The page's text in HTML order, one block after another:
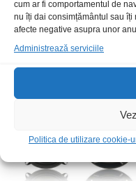
cum ar fi comportamentul de
nu îți dai consimțământul sau
afecte negative asupra unor
Administrează serviciile
Politica de utilizare cookie-
Conect aux Audi MMI3G-
T-M
92,00lei/Buc
Stoc